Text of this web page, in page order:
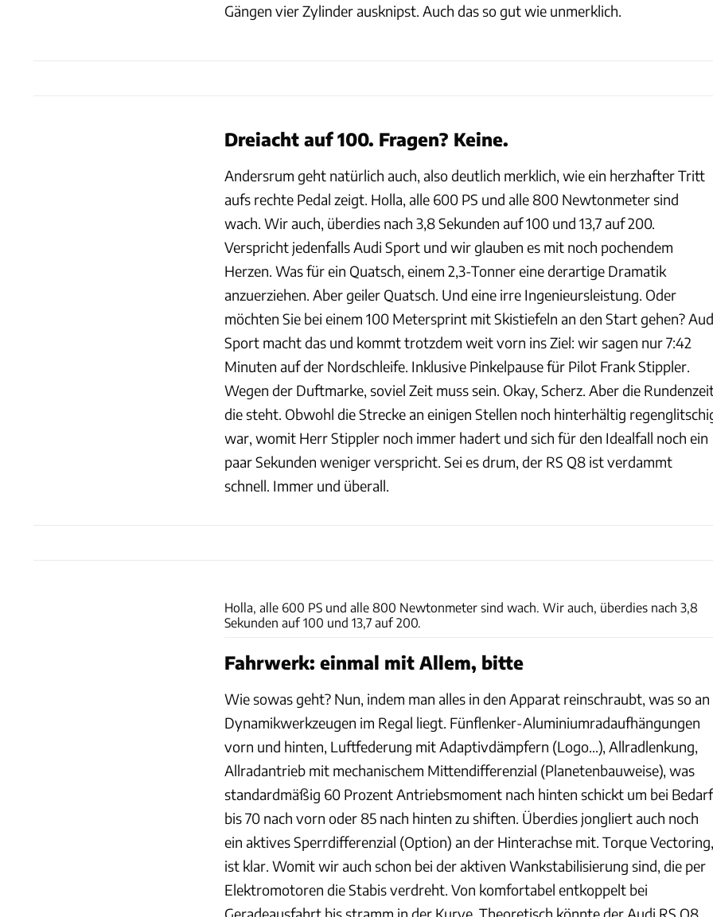
Gängen vier Zylinder ausknipst. Auch das so gut wie unmerklich.
Dreiacht auf 100. Fragen? Keine.
Andersrum geht natürlich auch, also deutlich merklich, wie ein herzhafter Tritt
aufs rechte Pedal zeigt. Holla, alle 600 PS und alle 800 Newtonmeter sind
wach. Wir auch, überdies nach 3,8 Sekunden auf 100 und 13,7 auf 200.
Verspricht jedenfalls Audi Sport und wir glauben es mit noch pochendem
Herzen. Was für ein Quatsch, einem 2,3-Tonner eine derartige Dramatik
anzuerziehen. Aber geiler Quatsch. Und eine irre Ingenieursleistung. Oder
möchten Sie bei einem 100 Metersprint mit Skistiefeln an den Start gehen?
Sport macht das und kommt trotzdem weit vorn ins Ziel: wir sagen nur 7:42
Minuten auf der Nordschleife. Inklusive Pinkelpause für Pilot Frank Stippler.
Wegen der Duftmarke, soviel Zeit muss sein. Okay, Scherz. Aber die
die steht. Obwohl die Strecke an einigen Stellen noch hinterhältig
war, womit Herr Stippler noch immer hadert und sich für den Idealfall noch ein
paar Sekunden weniger verspricht. Sei es drum, der RS Q8 ist verdammt
schnell. Immer und überall.
Holla, alle 600 PS und alle 800 Newtonmeter sind wach. Wir auch, überdies nach 3,8
Sekunden auf 100 und 13,7 auf 200.
Fahrwerk: einmal mit Allem, bitte
Wie sowas geht? Nun, indem man alles in den Apparat reinschraubt, was so an
Dynamikwerkzeugen im Regal liegt. Fünflenker-Aluminiumradaufhängungen
vorn und hinten, Luftfederung mit Adaptivdämpfern (Logo...), Allradlenkung,
Allradantrieb mit mechanischem Mittendifferenzial (Planetenbauweise), was
standardmäßig 60 Prozent Antriebsmoment nach hinten schickt um bei Bedarf
bis 70 nach vorn oder 85 nach hinten zu shiften. Überdies jongliert auch noch
ein aktives Sperrdifferenzial (Option) an der Hinterachse mit. Torque Vectoring,
ist klar. Womit wir auch schon bei der aktiven Wankstabilisierung sind, die per
Elektromotoren die Stabis verdreht. Von komfortabel entkoppelt bei